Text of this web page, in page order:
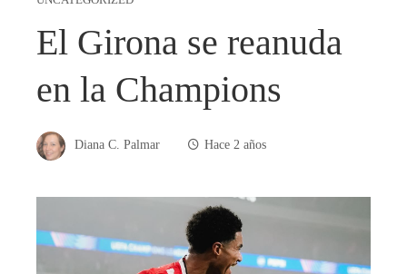
El Girona se reanuda
en la Champions
Diana C. Palmar Hace 2 años